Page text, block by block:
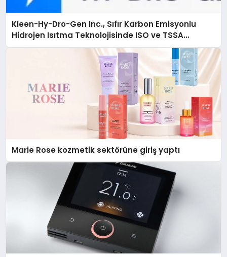
Kleen-Hy-Dro-Gen Inc., Sıfır Karbon Emisyonlu
Hidrojen Isıtma Teknolojisinde ISO ve TSSA
Düzenleyici Onaylarını Aldı
Marie Rose kozmetik sektörüne giriş yaptı